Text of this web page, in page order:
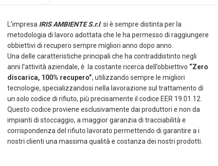
L’impresa IRIS AMBIENTE S.r.l. si è sempre distinta per la
metodologia di lavoro adottata che le ha permesso di raggiungere
obbiettivi di recupero sempre migliori anno dopo anno.
Una delle caratteristiche principali che ha contraddistinto negli
anni l’attività aziendale, è la costante ricerca dell’obbiettivo “Zero
discarica, 100% recupero”, utilizzando sempre le migliori
tecnologie, specializzandosi nella lavorazione sul trattamento di
un solo codice di rifiuto, più precisamente il codice EER 19.01.12.
Questo codice proviene esclusivamente dai produttori e non da
impianti di stoccaggio, a maggior garanzia di tracciabilità e
corrispondenza del rifiuto lavorato permettendo di garantire a i
nostri clienti una massima qualità e costanza dei nostri prodotti.